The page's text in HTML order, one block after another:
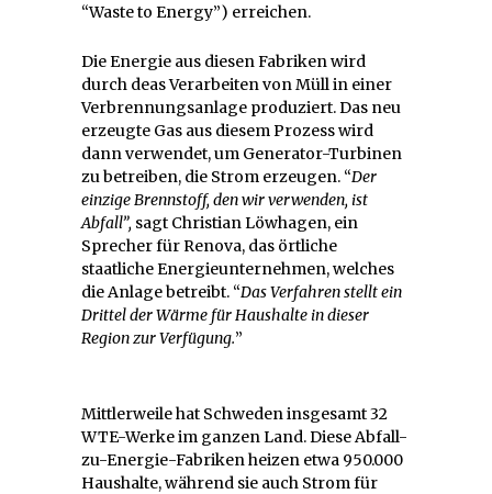
“Waste to Energy”) erreichen.
Die Energie aus diesen Fabriken wird
durch deas Verarbeiten von Müll in einer
Verbrennungsanlage produziert. Das neu
erzeugte Gas aus diesem Prozess wird
dann verwendet, um Generator-Turbinen
zu betreiben, die Strom erzeugen. “Der
einzige Brennstoff, den wir verwenden, ist
Abfall”, sagt Christian Löwhagen, ein
Sprecher für Renova, das örtliche
staatliche Energieunternehmen, welches
die Anlage betreibt. “Das Verfahren stellt ein
Drittel der Wärme für Haushalte in dieser
Region zur Verfügung.”
Mittlerweile hat Schweden insgesamt 32
WTE-Werke im ganzen Land. Diese Abfall-
zu-Energie-Fabriken heizen etwa 950.000
Haushalte, während sie auch Strom für